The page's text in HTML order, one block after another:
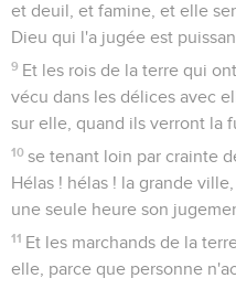
et deuil, et famine, et elle
Dieu qui l'a jugée est
9 Et les rois de la terre qui
vécu dans les délices avec
sur elle, quand ils verront la
10 se tenant loin par crainte
Hélas ! hélas ! la grande
une seule heure son
11 Et les marchands de la
elle, parce que personne